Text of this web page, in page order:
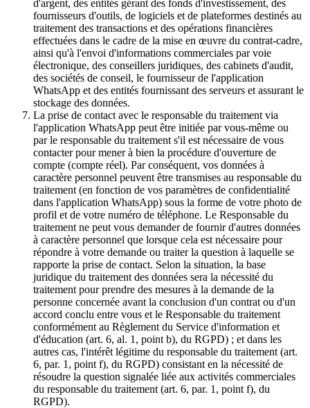
d'argent, des entités gérant des fonds d'investissement, des
fournisseurs d'outils, de logiciels et de plateformes destinés au
traitement des transactions et des opérations financières
effectuées dans le cadre de la mise en œuvre du contrat-cadre,
ainsi qu'à l'envoi d'informations commerciales par voie
électronique, des conseillers juridiques, des cabinets d'audit,
des sociétés de conseil, le fournisseur de l'application
WhatsApp et des entités fournissant des serveurs et assurant le
stockage des données.
La prise de contact avec le responsable du traitement via
l'application WhatsApp peut être initiée par vous-même ou
par le responsable du traitement s'il est nécessaire de vous
contacter pour mener à bien la procédure d'ouverture de
compte (compte réel). Par conséquent, vos données à
caractère personnel peuvent être transmises au responsable du
traitement (en fonction de vos paramètres de confidentialité
dans l'application WhatsApp) sous la forme de votre photo de
profil et de votre numéro de téléphone. Le Responsable du
traitement ne peut vous demander de fournir d'autres données
à caractère personnel que lorsque cela est nécessaire pour
répondre à votre demande ou traiter la question à laquelle se
rapporte la prise de contact. Selon la situation, la base
juridique du traitement des données sera la nécessité du
traitement pour prendre des mesures à la demande de la
personne concernée avant la conclusion d'un contrat ou d'un
accord conclu entre vous et le Responsable du traitement
conformément au Règlement du Service d'information et
d'éducation (art. 6, al. 1, point b), du RGPD) ; et dans les
autres cas, l'intérêt légitime du responsable du traitement (art.
6, par. 1, point f), du RGPD) consistant en la nécessité de
résoudre la question signalée liée aux activités commerciales
du responsable du traitement (art. 6, par. 1, point f), du
RGPD).